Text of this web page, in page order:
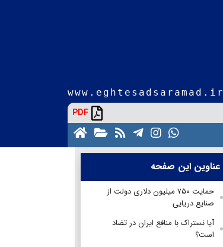
www.eghtesadsaramad.ir
PDF
عناوین این صفحه
حمایت ۷۵۰ میلیون دلاری دولت از
صنایع دریایی
آیا نستراک با منافع ایران در تضاد
است؟